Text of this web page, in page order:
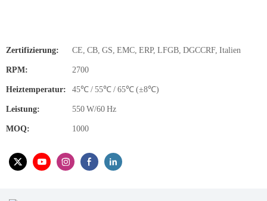
Zertifizierung: CE, CB, GS, EMC, ERP, LFGB, DGCCRF, Italien
RPM: 2700
Heiztemperatur: 45℃ / 55℃ / 65℃ (±8℃)
Leistung: 550 W/60 Hz
MOQ: 1000